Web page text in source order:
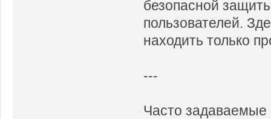
безопасной
пользователей.
находить только
---
Часто задаваемые